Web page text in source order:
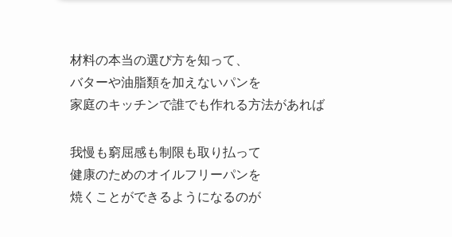
材料の本当の選び方を知って、
バターや油脂類を加えないパンを
家庭のキッチンで誰でも作れる方法があれば
我慢も窮屈感も制限も取り払って
健康のためのオイルフリーパンを
焼くことができるようになるのが